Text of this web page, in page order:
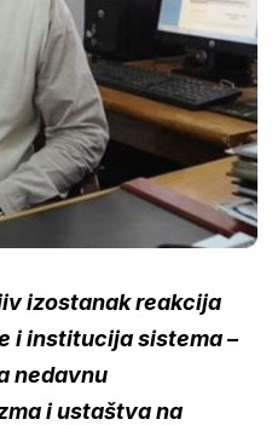
izostanak reakcija
i institucija sistema –
nedavnu
i ustaštva na